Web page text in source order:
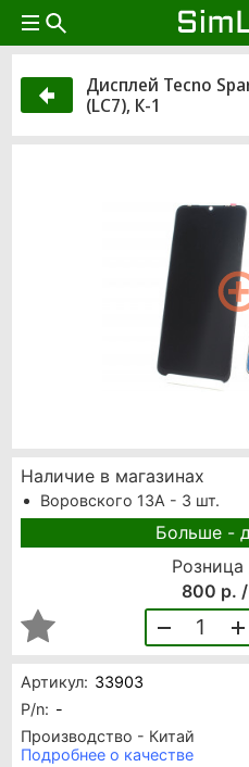
Дисплей Tecno
(LC7), К-1
Артикул: 33903
P/n: -
Производство - Китай
Подробнее о качестве
Наличие в магазинах
Воровского 13А - 3 шт.
Больше -
800 р.
1